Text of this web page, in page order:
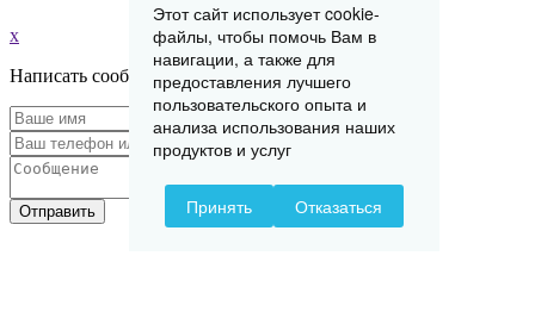
x
Написать сообщение
Отправить
Этот сайт использует cookie-
файлы, чтобы помочь Вам в
навигации, а также для
предоставления лучшего
пользовательского опыта и
анализа использования наших
продуктов и услуг
Принять Отказаться